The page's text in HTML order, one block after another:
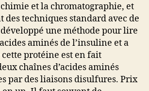
et la chromatographie, et
des techniques standard avec de
une méthode pour lire
aminés de l’insuline et a
protéine est en fait
chaînes d’acides aminés
par des liaisons disulfures. Prix